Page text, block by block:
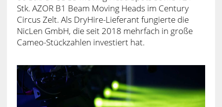
Stk. AZOR B1 Beam Moving Heads im Century
Circus Zelt. Als DryHire-Lieferant fungierte die
NicLen GmbH, die seit 2018 mehrfach in große
Cameo-Stückzahlen investiert hat.